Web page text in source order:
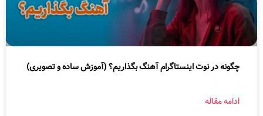
چگونه در نوت اینستاگرام آهنگ بگذاریم؟ (آموزش ساده و تصویری)
ادامه مقاله